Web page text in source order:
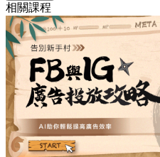
相關課程